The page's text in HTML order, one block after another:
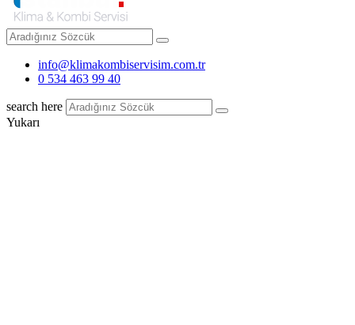
info@klimakombiservisim.com.tr
0 534 463 99 40
search here
Yukarı